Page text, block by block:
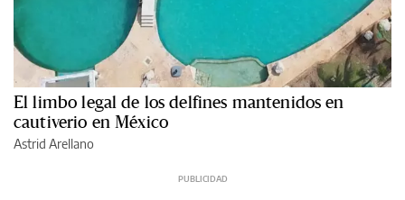
El limbo legal de los delfines mantenidos en
cautiverio en México
Astrid Arellano